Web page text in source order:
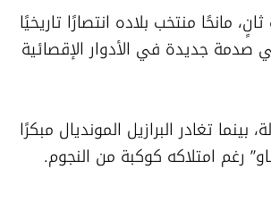
رغم امتلاكه كوكبة من النجوم.